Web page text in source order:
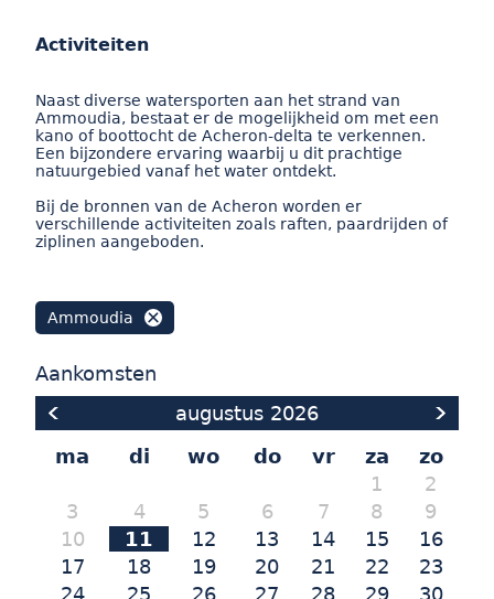
Activiteiten
Naast diverse watersporten aan het strand van
Ammoudia, bestaat er de mogelijkheid om met een
kano of boottocht de Acheron-delta te verkennen.
Een bijzondere ervaring waarbij u dit prachtige
natuurgebied vanaf het water ontdekt.
Bij de bronnen van de Acheron worden er
verschillende activiteiten zoals raften, paardrijden of
ziplinen aangeboden.
Ammoudia
Aankomsten
augustus 2026
ma
di wo do vr za
zo
1
2
3
4 5 6 7 8
9
10
11 12 13 14 15
16
17
18 19 20 21 22
23
24
25 26 27 28 29 30